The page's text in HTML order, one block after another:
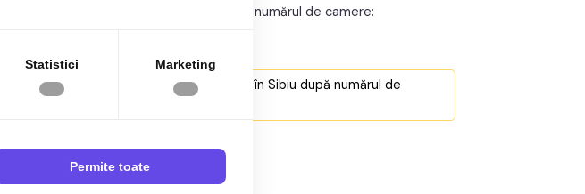
apartamente de vânzare în Sibiu după numărul de camere:
2 camere de vânzare Sibiu
3 camere de vânzare Sibiu
anunțurile cu apartamente de vânzare în Sibiu după numărul de
Statistici Marketing
Permite toate